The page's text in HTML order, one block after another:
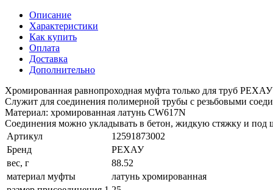
Описание
Характеристики
Как купить
Оплата
Доставка
Дополнительно
Хромированная равнопроходная муфта только для труб
Cлужит для соединения полимерной трубы с резьбовыми
Материал: хромированная латунь CW617N
Соединения можно укладывать в бетон, жидкую стяжку и под
Артикул
12591873002
Бренд
РЕХАУ
вес, г
88.52
материал муфты
латунь хромированная